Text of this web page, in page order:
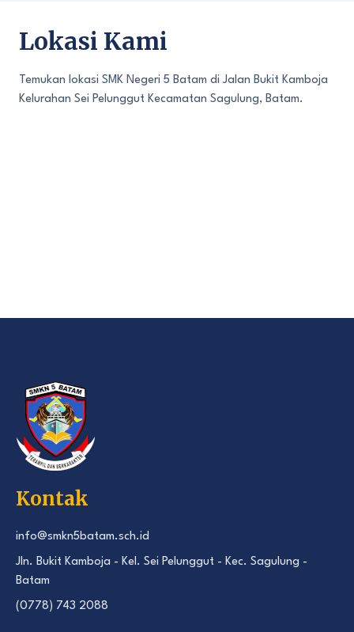
Lokasi Kami
Temukan lokasi SMK Negeri 5 Batam di Jalan Bukit Kamboja
Kelurahan Sei Pelunggut Kecamatan Sagulung, Batam.
Kontak
info@smkn5batam.sch.id
Jln. Bukit Kamboja - Kel. Sei Pelunggut - Kec. Sagulung -
Batam
(0778) 743 2088